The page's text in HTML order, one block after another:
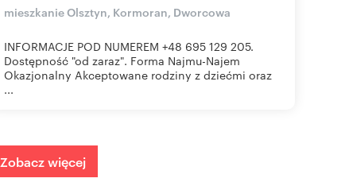
mieszkanie Olsztyn, Kormoran, Dworcowa
INFORMACJE POD NUMEREM +48 695 129 205.
Dostępność "od zaraz". Forma Najmu-Najem
Okazjonalny Akceptowane rodziny z dziećmi oraz
...
Zobacz więcej